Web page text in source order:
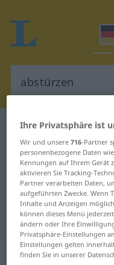
Deutsch-
Deutsch-
für
"abstürzen"
Übersetzung
Ihre Privatsphäre ist
Wir und unsere716-Partner
personenbezogene Daten
Kennungen auf Ihrem Gerät
aktivieren Sie Tracking-
Partner verarbeiten Daten,
aufgeführten Zwecke. Wenn
Inhalte und Anzeigen
können dieses Menü
ändern oder Ihre
Privatsphäre-Einstellungen
Einstellungen gelten
finden Sie in unserer